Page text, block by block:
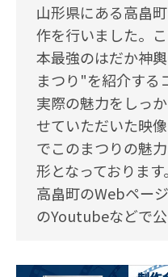
山形県にある高畠
作を行いました。
本最強のはだか神
まつり"を紹介する
実際の魅力をしっ
せていただいた映
でこのまつりの魅
形となっておりま
高畠町のWebペー
のYoutubeなどで